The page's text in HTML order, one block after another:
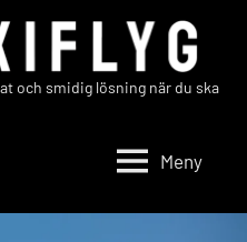
och smidig lösning när du ska
Meny